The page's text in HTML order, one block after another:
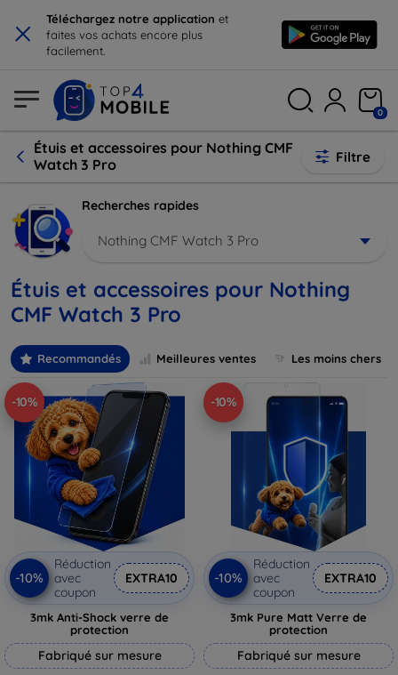
× Téléchargez notre application et
faites vos achats encore plus
facilement.
0
Étuis et accessoires pour Nothing CMF
Watch 3 Pro
Filtre
Recherches rapides
Nothing CMF Watch 3 Pro
Étuis et accessoires pour Nothing
CMF Watch 3 Pro
Recommandés Meilleures ventes Les moins chers
-10%
-10%
Réduction
avec
coupon
EXTRA10
3mk Anti-Shock verre de
protection
Fabriqué sur mesure
-10%
-10%
Réduction
avec
coupon
EXTRA10
3mk Pure Matt Verre de
protection
Fabriqué sur mesure